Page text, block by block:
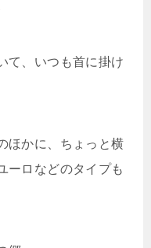
て、いつも首に掛け
ほかに、ちょっと横
ーロなどのタイプも